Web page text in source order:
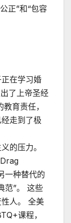
正”和“包容
在学习婚
了上帝圣经
育责任，
走到了极
的压力。
一种替代的
范”。 这些
人。 全美
课程，